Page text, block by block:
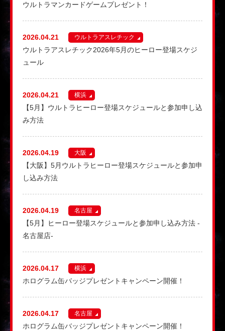
ウルトラマンカードゲームプレゼント！
2026.04.21
ウルトラアスレチック2026年5月のヒーロー登場スケジ
ュール
ウルトラアスレチック
2026.04.21
【5月】ウルトラヒーロー登場スケジュールと参加申し込
み方法
横浜
2026.04.19
【大阪】5月ウルトラヒーロー登場スケジュールと参加申
し込み方法
大阪
2026.04.19
【5月】ヒーロー登場スケジュールと参加申し込み方法 -
名古屋店-
名古屋
2026.04.17
ホログラム缶バッジプレゼントキャンペーン開催！
横浜
2026.04.17
ホログラム缶バッジプレゼントキャンペーン開催！
名古屋